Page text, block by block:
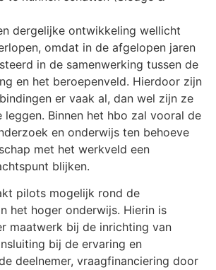
dergelijke ontwikkeling wellicht
omdat in de afgelopen jaren
in de samenwerking tussen de
en het beroepenveld. Hierdoor zijn
er vaak al, dan wel zijn ze
leggen. Binnen het hbo zal vooral de
en onderwijs ten behoeve
met het werkveld een
blijken.
pilots mogelijk rond de
het hoger onderwijs. Hierin is
maatwerk bij de inrichting van
bij de ervaring en
deelnemer, vraagfinanciering door